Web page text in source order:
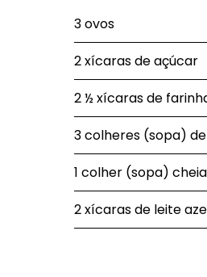
3 ovos
2 xícaras de açúcar
2 ½ xícaras de
3 colheres (sopa)
1 colher (sopa)
2 xícaras de leite